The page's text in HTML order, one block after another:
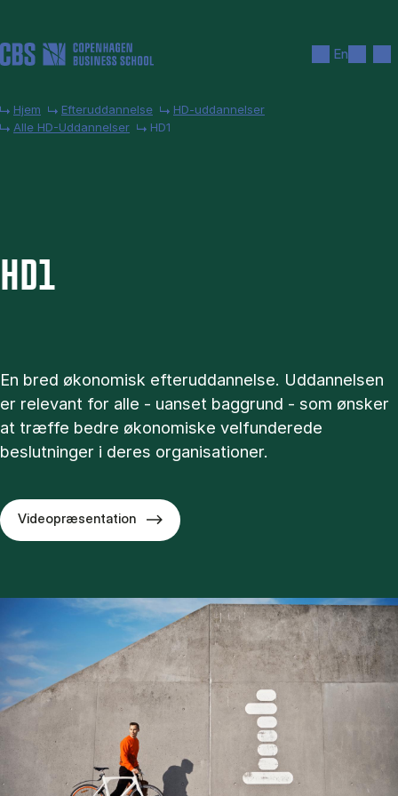
En
Hjem Efteruddannelse
HD-uddannelser
Alle HD-Uddannelser
HD1
HD1
En bred økonomisk efteruddannelse. Uddannelsen
er relevant for alle - uanset baggrund - som ønsker
at træffe bedre økonomiske velfunderede
beslutninger i deres organisationer.
Videopræsentation